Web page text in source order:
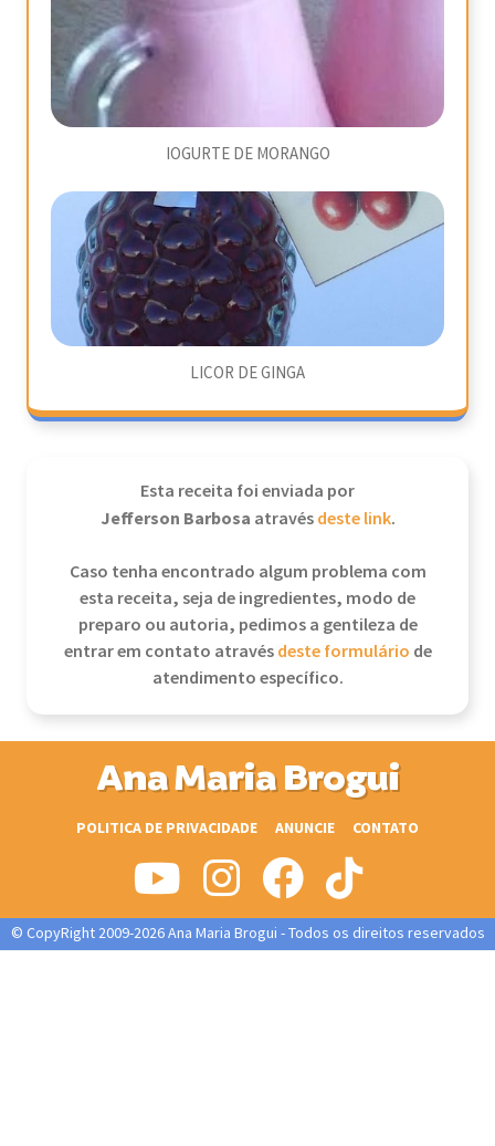
IOGURTE DE MORANGO
LICOR DE GINGA
Esta receita foi enviada por
Jefferson Barbosa atravésdeste link.
Caso tenha encontrado algum problema com
esta receita, seja de ingredientes, modo de
preparo ou autoria, pedimos a gentileza de
entrar em contato atravésdeste formulário de
atendimento específico.
Ana Maria Brogui
POLITICA DE PRIVACIDADE ANUNCIE CONTATO
© CopyRight 2009-2026 Ana Maria Brogui - Todos os direitos reservados